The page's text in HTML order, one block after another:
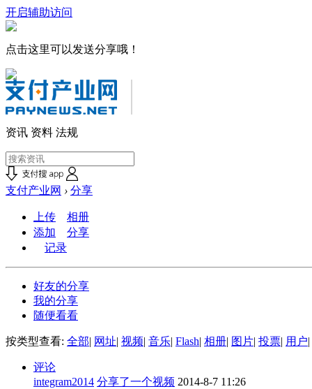
开启辅助访问
点击这里可以发送分享哦！
资讯 资料 法规
支付产业网 › 分享
上传
相册
添加
分享
记录
好友的分享
我的分享
随便看看
按类型查看: 全部| 网址| 视频| 音乐| Flash| 相册| 图片| 投票| 用户|
评论
integram2014 分享了一个视频 2014-8-7 11:26